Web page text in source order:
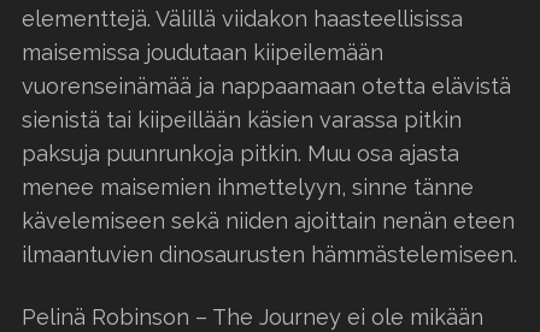
elementtejä. Välillä viidakon haasteellisissa
maisemissa joudutaan kiipeilemään
vuorenseinämää ja nappaamaan otetta elävistä
sienistä tai kiipeillään käsien varassa pitkin
paksuja puunrunkoja pitkin. Muu osa ajasta
menee maisemien ihmettelyyn, sinne tänne
kävelemiseen sekä niiden ajoittain nenän eteen
ilmaantuvien dinosaurusten hämmästelemiseen.
Pelinä Robinson – The Journey ei ole mikään